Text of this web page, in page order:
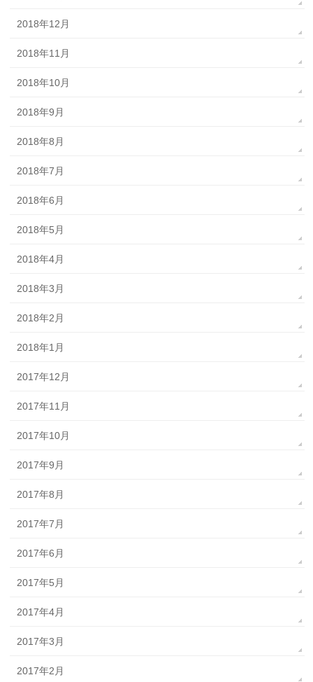
2018年12月
2018年11月
2018年10月
2018年9月
2018年8月
2018年7月
2018年6月
2018年5月
2018年4月
2018年3月
2018年2月
2018年1月
2017年12月
2017年11月
2017年10月
2017年9月
2017年8月
2017年7月
2017年6月
2017年5月
2017年4月
2017年3月
2017年2月